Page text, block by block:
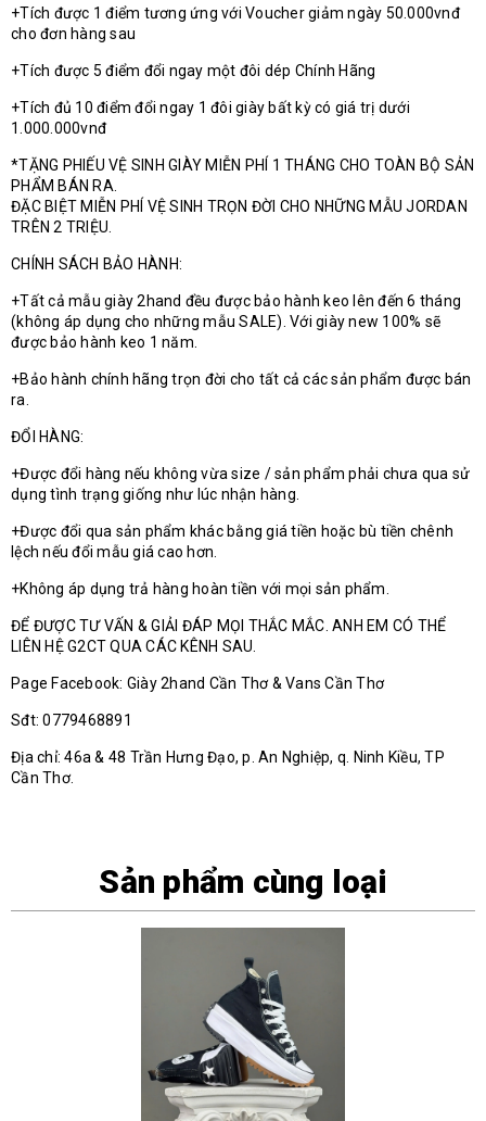
+Tích được 1 điểm tương ứng với Voucher giảm ngày 50.000vnđ
cho đơn hàng sau
+Tích được 5 điểm đổi ngay một đôi dép Chính Hãng
+Tích đủ 10 điểm đổi ngay 1 đôi giày bất kỳ có giá trị dưới
1.000.000vnđ
*TẶNG PHIẾU VỆ SINH GIÀY MIỄN PHÍ 1 THÁNG CHO TOÀN BỘ SẢN
PHẨM BÁN RA.
ĐẶC BIỆT MIỄN PHÍ VỆ SINH TRỌN ĐỜI CHO NHỮNG MẪU JORDAN
TRÊN 2 TRIỆU.
CHÍNH SÁCH BẢO HÀNH:
+Tất cả mẫu giày 2hand đều được bảo hành keo lên đến 6 tháng
(không áp dụng cho những mẫu SALE). Với giày new 100% sẽ
được bảo hành keo 1 năm.
+Bảo hành chính hãng trọn đời cho tất cả các sản phẩm được bán
ra.
ĐỔI HÀNG:
+Được đổi hàng nếu không vừa size / sản phẩm phải chưa qua sử
dụng tình trạng giống như lúc nhận hàng.
+Được đổi qua sản phẩm khác bằng giá tiền hoặc bù tiền chênh
lệch nếu đổi mẫu giá cao hơn.
+Không áp dụng trả hàng hoàn tiền với mọi sản phẩm.
ĐỂ ĐƯỢC TƯ VẤN & GIẢI ĐÁP MỌI THẮC MẮC. ANH EM CÓ THỂ
LIÊN HỆ G2CT QUA CÁC KÊNH SAU.
Page Facebook: Giày 2hand Cần Thơ & Vans Cần Thơ
Sđt: 0779468891
Địa chỉ: 46a & 48 Trần Hưng Đạo, p. An Nghiệp, q. Ninh Kiều, TP
Cần Thơ.
Sản phẩm cùng loại